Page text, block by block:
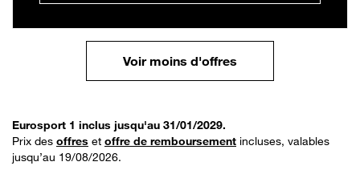
Voir moins d'offres
Eurosport 1 inclus jusqu'au 31/01/2029.
Prix des offres et offre de remboursement incluses, valables
jusqu’au 19/08/2026.